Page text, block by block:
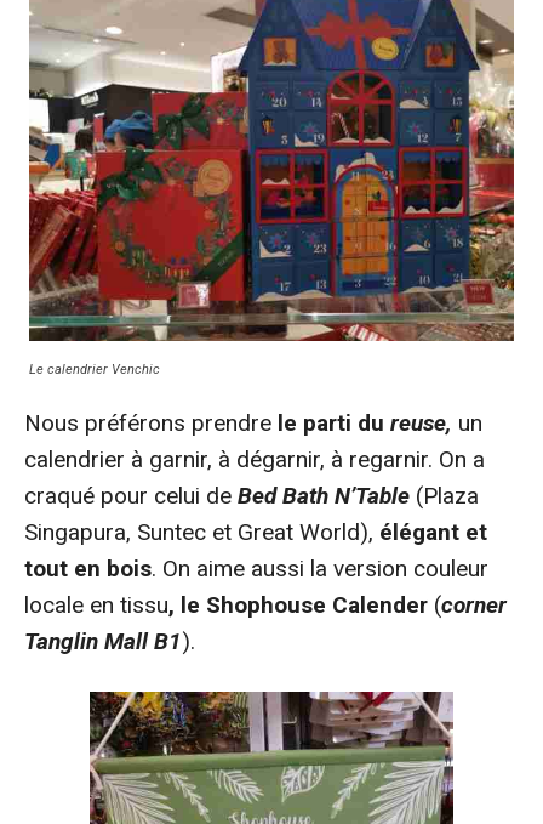
Le calendrier Venchic
Nous préférons prendre le parti du reuse, un
calendrier à garnir, à dégarnir, à regarnir. On a
craqué pour celui de Bed Bath N’Table (Plaza
Singapura, Suntec et Great World), élégant et
tout en bois. On aime aussi la version couleur
locale en tissu, le Shophouse Calender (corner
Tanglin Mall B1).